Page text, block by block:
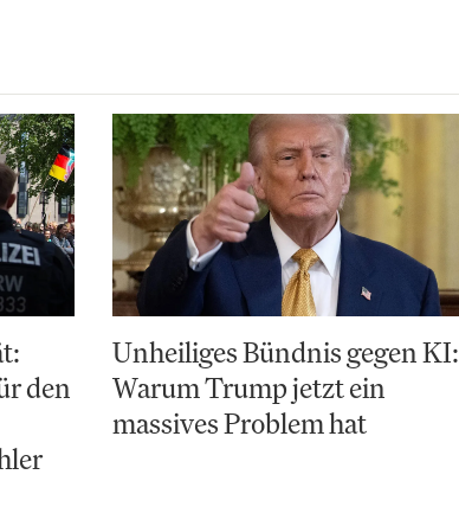
den
Unheiliges Bündnis gegen KI:
Warum Trump jetzt ein
massives Problem hat